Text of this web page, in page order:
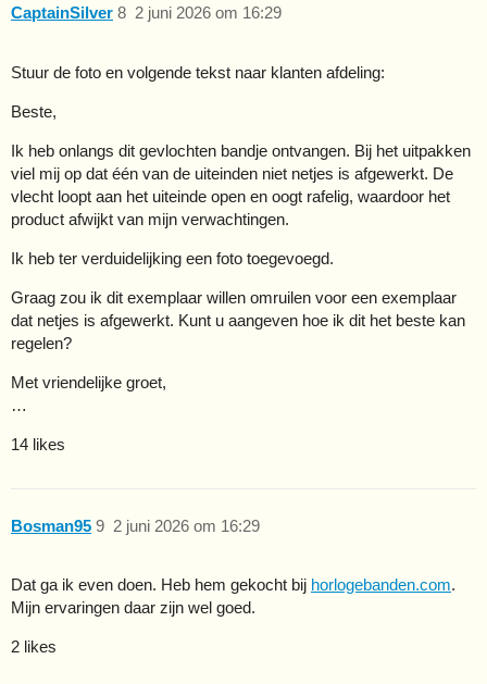
CaptainSilver 2 juni 2026 om 16:29
8
Stuur de foto en volgende tekst naar klanten afdeling:
Beste,
Ik heb onlangs dit gevlochten bandje ontvangen. Bij het uitpakken
viel mij op dat één van de uiteinden niet netjes is afgewerkt. De
vlecht loopt aan het uiteinde open en oogt rafelig, waardoor het
product afwijkt van mijn verwachtingen.
Ik heb ter verduidelijking een foto toegevoegd.
Graag zou ik dit exemplaar willen omruilen voor een exemplaar
dat netjes is afgewerkt. Kunt u aangeven hoe ik dit het beste kan
regelen?
Met vriendelijke groet,
…
14 likes
Bosman95 2 juni 2026 om 16:29
9
Dat ga ik even doen. Heb hem gekocht bij horlogebanden.com.
Mijn ervaringen daar zijn wel goed.
2 likes